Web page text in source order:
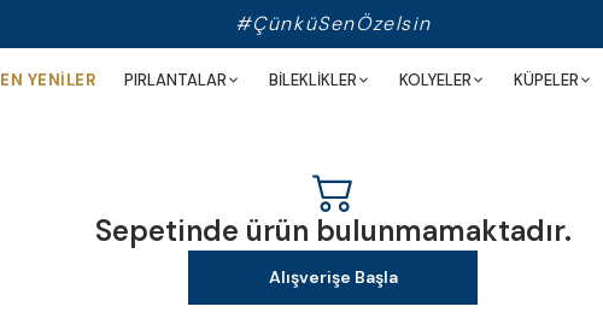
#ÇünküSenÖzelsin
EN YENİLER PIRLANTALAR BİLEKLİKLER KOLYELER KÜPELER
Sepetinde ürün bulunmamaktadır.
Alışverişe Başla